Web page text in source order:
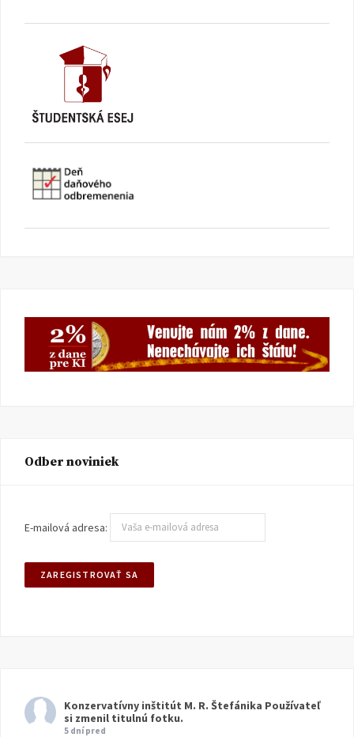
Odber noviniek
E-mailová adresa:
Konzervatívny inštitút M. R. Štefánika Používateľ
si zmenil titulnú fotku.
5 dní pred